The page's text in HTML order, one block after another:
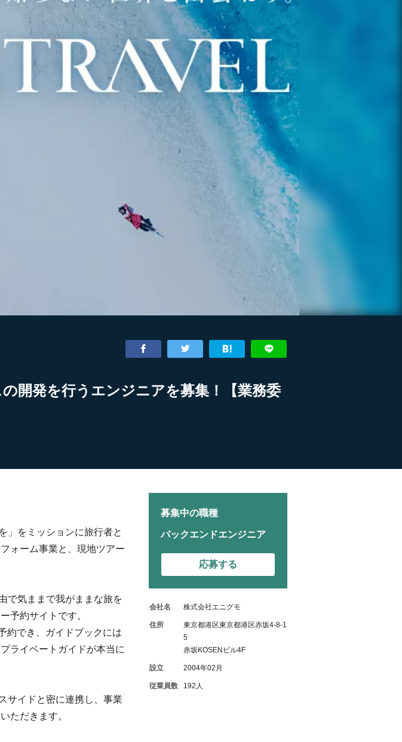
開発を行うエンジニアを募集！【業務委
」をミッションに旅行者と
ォーム事業と、現地ツアー
で気ままで我がままな旅を
予約サイトです。
約でき、ガイドブックには
ライベートガイドが本当に
サイドと密に連携し、事業
ただきます。
募集中の職種
バックエンドエンジニア
応募する
会社名 株式会社エニグモ
住所
東京都港区東京都港区赤坂4-8-1
5
赤坂KOSENビル4F
設立 2004年02月
従業員数 192人